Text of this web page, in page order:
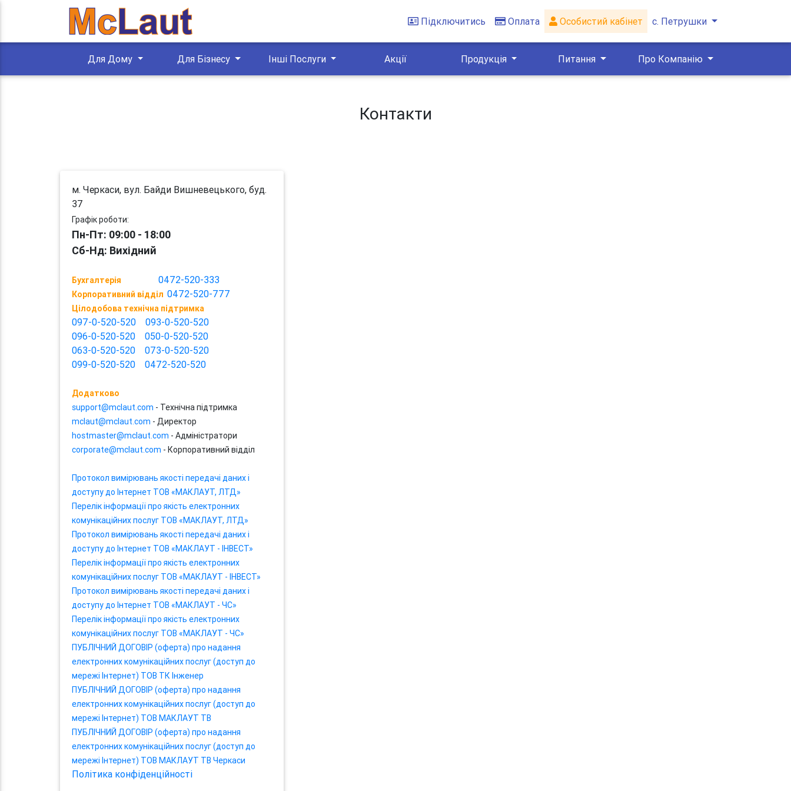
Підключитись Оплата Особистий кабінет с. Петрушки
Для Дому Для Бізнесу Інші Послуги Акції Продукція Питання Про Компанію
Контакти
м. Черкаси, вул. Байди Вишневецького, буд.
37
Графік роботи:
Пн-Пт: 09:00 - 18:00
Сб-Нд: Вихідний
Бухгалтерія 0472-520-333
Корпоративний відділ 0472-520-777
Цілодобова технічна підтримка
097-0-520-520
093-0-520-520
096-0-520-520
050-0-520-520
063-0-520-520
073-0-520-520
099-0-520-520
0472-520-520
Додатково
support@mclaut.com - Технічна підтримка
mclaut@mclaut.com - Директор
hostmaster@mclaut.com - Адміністратори
corporate@mclaut.com - Корпоративний відділ
Протокол вимірювань якості передачі даних і
доступу до Інтернет ТОВ «МАКЛАУТ, ЛТД»
Перелік інформації про якість електронних
комунікаційних послуг ТОВ «МАКЛАУТ, ЛТД»
Протокол вимірювань якості передачі даних і
доступу до Інтернет ТОВ «МАКЛАУТ - ІНВЕСТ»
Перелік інформації про якість електронних
комунікаційних послуг ТОВ «МАКЛАУТ - ІНВЕСТ»
Протокол вимірювань якості передачі даних і
доступу до Інтернет ТОВ «МАКЛАУТ - ЧС»
Перелік інформації про якість електронних
комунікаційних послуг ТОВ «МАКЛАУТ - ЧС»
ПУБЛІЧНИЙ ДОГОВІР (оферта) про надання
електронних комунікаційних послуг (доступ до
мережі Інтернет) ТОВ ТК Інженер
ПУБЛІЧНИЙ ДОГОВІР (оферта) про надання
електронних комунікаційних послуг (доступ до
мережі Інтернет) ТОВ МАКЛАУТ ТВ
ПУБЛІЧНИЙ ДОГОВІР (оферта) про надання
електронних комунікаційних послуг (доступ до
мережі Інтернет) ТОВ МАКЛАУТ ТВ Черкаси
Політика конфіденційності